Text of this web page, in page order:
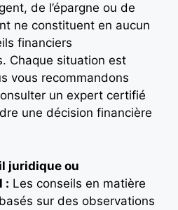
de l’épargne ou de
ne constituent en aucun
financiers
Chaque situation est
vous recommandons
un expert certifié
une décision financière
juridique ou
: Les conseils en matière
sur des observations